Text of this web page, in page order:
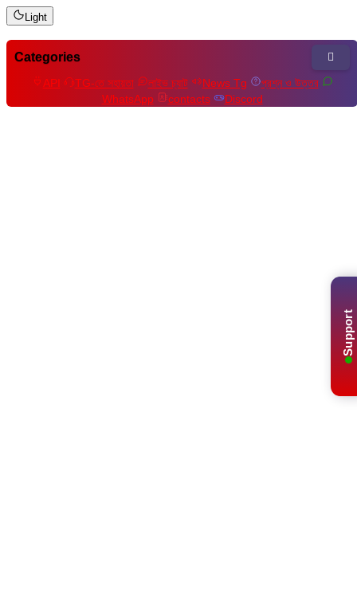
Light
Support
Categories
API TG-তে সহায়তা লাইভ চ্যাট News Tg
প্রশ্ন ও উত্তর
WhatsApp
contacts Discord